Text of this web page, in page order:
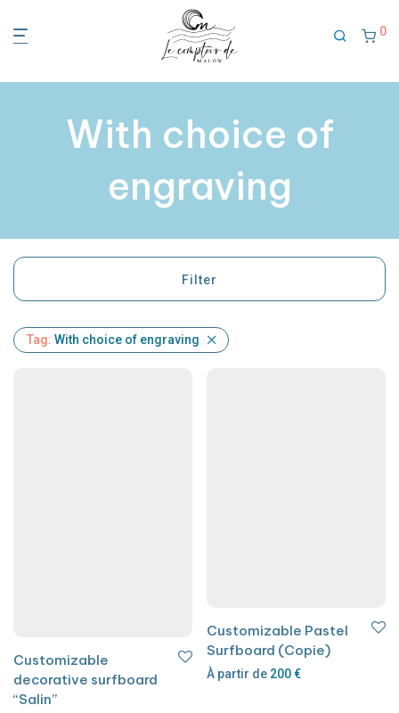
0
With choice of
engraving
Filter
Tag: With choice of engraving
Customizable
decorative surfboard
“Salin”
Customizable Pastel
Surfboard (Copie)
À partir de 200€